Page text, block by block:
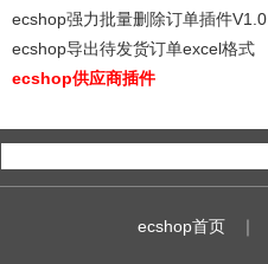
ecshop强力批量删除订单插件V1.0
ecshop导出待发货订单excel格式
ecshop供应商插件
ecshop首页 ｜